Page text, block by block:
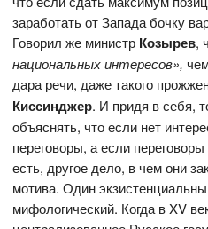
заработать от Запада бочку
Говорил же министр Козырев,
национальных интересов»,
дара речи, даже такого
Киссинджер. И придя в себя,
объяснять, что если нет
переговоры, а если
есть, другое дело, в чем они
мотива. Один
мифологический. Когда в XV